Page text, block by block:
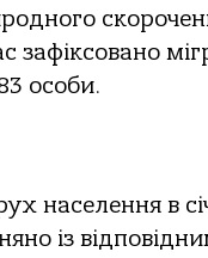
зафіксовано
особи.
населення в
із